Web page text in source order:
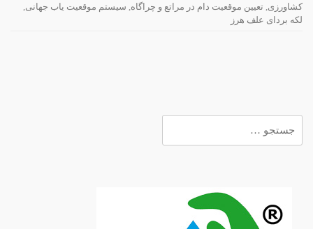
کشاورزی تعیین موقعیت دام در مراتع و چراگاه سیستم موقعیت یاب جهانی
لکه بردای علف هرز
برای: